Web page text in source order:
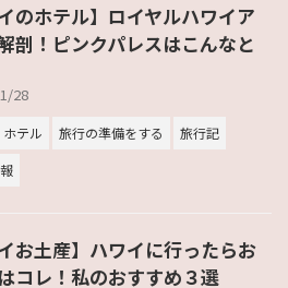
イのホテル】ロイヤルハワイア
剖！ピンクパレスはこんなと
28
ホテル 旅行の準備をする
旅行記
イお土産】ハワイに行ったらお
コレ！私のおすすめ３選